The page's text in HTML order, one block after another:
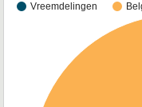
Vreemdelingen